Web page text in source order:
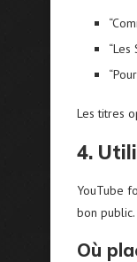
“Les
Les titres
4.
YouTube
bon public.
Où